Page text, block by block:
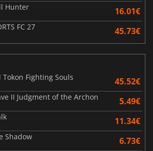
Hunter 16.01€
FC 27 45.73€
Tokon Fighting Souls
45.52€
II Judgment of the Archon 5.49€
11.34€
Shadow 6.73€